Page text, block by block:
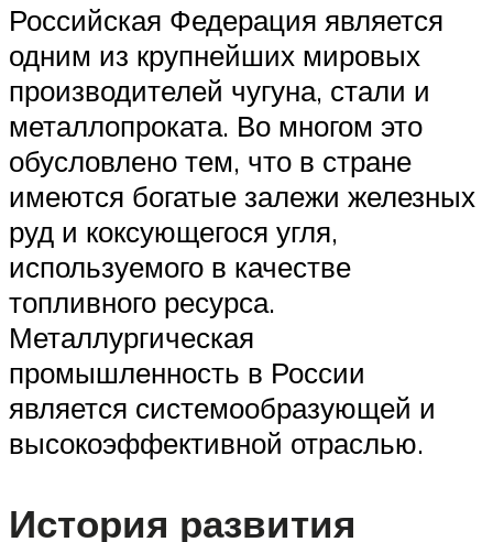
Российская Федерация является
одним из крупнейших мировых
производителей чугуна, стали и
металлопроката. Во многом это
обусловлено тем, что в стране
имеются богатые залежи железных
руд и коксующегося угля,
используемого в качестве
топливного ресурса.
Металлургическая
промышленность в России
является системообразующей и
высокоэффективной отраслью.
История развития